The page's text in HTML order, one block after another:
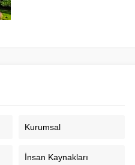
Kurumsal
İnsan Kaynakları